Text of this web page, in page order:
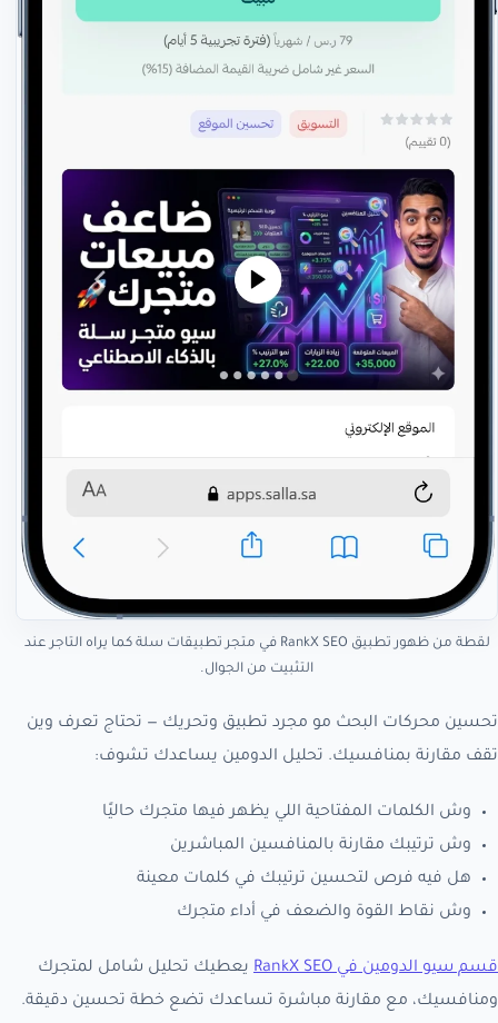
لقطة من ظهور تطبيق RankX SEO في متجر تطبيقات سلة كما يراه التاجر عند
التثبيت من الجوال.
تحسين محركات البحث مو مجرد تطبيق وتحريك — تحتاج تعرف وين
تقف مقارنة بمنافسيك. تحليل الدومين يساعدك تشوف:
وش الكلمات المفتاحية اللي يظهر فيها متجرك حاليًا
وش ترتيبك مقارنة بالمنافسين المباشرين
هل فيه فرص لتحسين ترتيبك في كلمات معينة
وش نقاط القوة والضعف في أداء متجرك
قسم سيو الدومين في RankX SEO
يعطيك تحليل شامل لمتجرك
ومنافسيك، مع مقارنة مباشرة تساعدك تضع خطة تحسين دقيقة.